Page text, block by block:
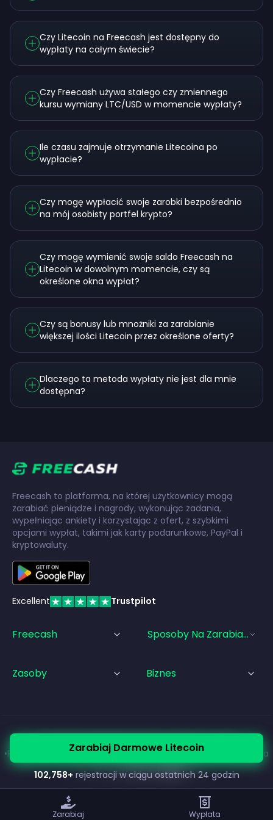
Czy Litecoin na Freecash jest dostępny do
wypłaty na całym świecie?
Czy Freecash używa stałego czy zmiennego
kursu wymiany LTC/USD w momencie wypłaty?
Ile czasu zajmuje otrzymanie Litecoina po
wypłacie?
Czy mogę wypłacić swoje zarobki bezpośrednio
na mój osobisty portfel krypto?
Czy mogę wymienić swoje saldo Freecash na
Litecoin w dowolnym momencie, czy są
określone okna wypłat?
Czy są bonusy lub mnożniki za zarabianie
większej ilości Litecoin przez określone oferty?
Dlaczego ta metoda wypłaty nie jest dla mnie
dostępna?
Zarabiaj Wypłata
Zarabiaj Darmowe Litecoin
102,758+ rejestracji w ciągu ostatnich 24 godzin
Freecash to platforma, na której użytkownicy mogą
zarabiać pieniądze i nagrody, wykonując zadania,
wypełniając ankiety i korzystając z ofert, z szybkimi
opcjami wypłat, takimi jak karty podarunkowe, PayPal i
kryptowaluty.
Excellent Trustpilot
Freecash Sposoby Na Zarabianie
Zasoby Biznes
© Freecash 2026 •Warunki korzystania z usługi
•Polityka Prywatności•Polityka plików cookie•Stopka redakcyjna